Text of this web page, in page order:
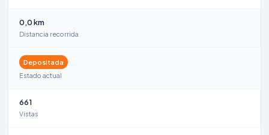
0,0 km
Distancia recorrida
Depositada
Estado actual
661
Vistas